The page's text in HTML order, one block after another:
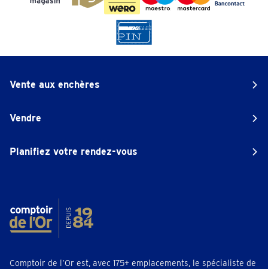
Vente aux enchères
Vendre
Planifiez votre rendez-vous
Comptoir de l’Or est, avec 175+ emplacements, le spécialiste de